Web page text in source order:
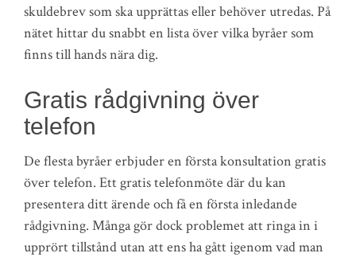
skuldebrev som ska upprättas eller behöver utredas. På
nätet hittar du snabbt en lista över vilka byråer som
finns till hands nära dig.
Gratis rådgivning över
telefon
De flesta byråer erbjuder en första konsultation gratis
över telefon. Ett gratis telefonmöte där du kan
presentera ditt ärende och få en första inledande
rådgivning. Många gör dock problemet att ringa in i
upprört tillstånd utan att ens ha gått igenom vad man